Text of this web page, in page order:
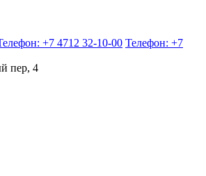
+7 4712 32-10-00 Телефон: +7
пер, 4